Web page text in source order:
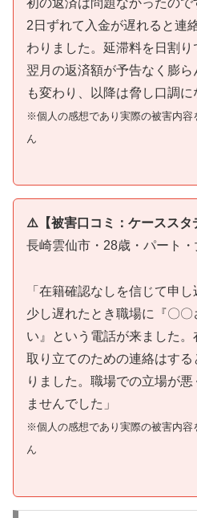
2日ずれて入金が遅れると連
わりました。延滞料を日割り
翌月の返済額が予告なく膨
も変わり、以降は脅し口調に
※個人の感想であり実際の被害内容
ん
⚠️【被害口コミ：ケーススタ
長崎雲仙市・28歳・パート・
「在籍確認なしを信じて申
少し遅れたとき職場に『〇
い』という電話が来ました
取り立てのための連絡はす
りました。職場での立場が悪
ませんでした」
※個人の感想であり実際の被害内容
ん